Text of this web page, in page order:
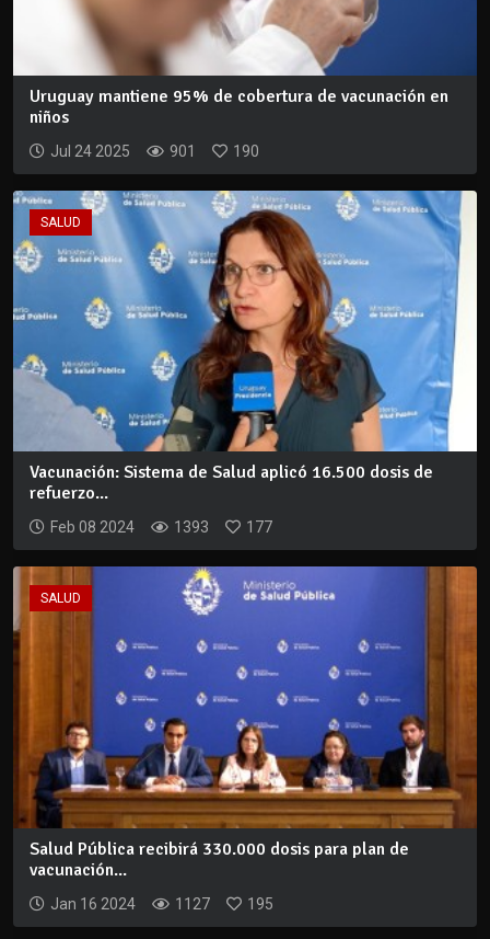
Uruguay mantiene 95% de cobertura de vacunación en
niños
Jul 24 2025 901 190
SALUD
Vacunación: Sistema de Salud aplicó 16.500 dosis de
refuerzo...
Feb 08 2024 1393 177
SALUD
Salud Pública recibirá 330.000 dosis para plan de
vacunación...
Jan 16 2024 1127 195